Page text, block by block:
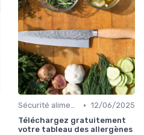
Sécurité alimentaire • 12/06/2025
Téléchargez gratuitement
votre tableau des allergènes